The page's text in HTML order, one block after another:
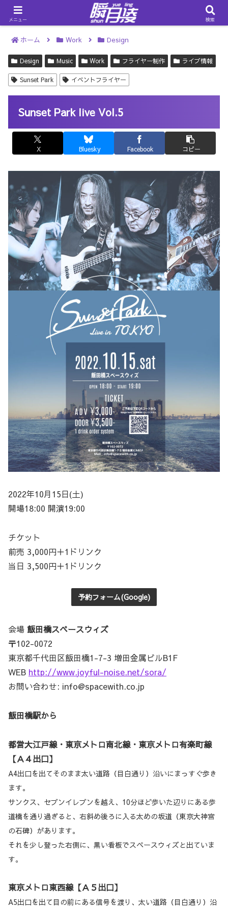
ホーム Work Design
Design Music Work フライヤー制作 ライブ情報
Sunset Park イベントフライヤー
Sunset Park live Vol.5
X Bluesky Facebook コピー
2022年10月15日(土)
開場18:00 開演19:00
チケット
前売 3,000円＋1ドリンク
当日 3,500円＋1ドリンク
予約フォーム(Google)
会場 飯田橋スペースウィズ
〒102-0072
東京都千代田区飯田橋1-7-3 増田金属ビルB1F
WEB http://www.joyful-noise.net/sora/
お問い合わせ: info@spacewith.co.jp
飯田橋駅から
都営大江戸線・東京メトロ南北線・東京メトロ有楽町線
【Ａ４出口】
A4出口を出てそのまま太い道路（目白通り）沿いにまっすぐ歩き
ます。
サンクス、セブンイレブンを越え、10分ほど歩いた辺りにある歩
道橋を通り過ぎると、右斜め後ろに入る太めの坂道（東京大神宮
の石碑）があります。
それを少し登った右側に、黒い看板でスペースウィズと出ていま
す。
東京メトロ東西線【Ａ５出口】
A5出口を出て目の前にある信号を渡り、太い道路（目白通り）沿
メニュー 検索